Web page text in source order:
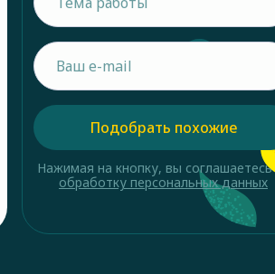
Подобрать похожие
Нажимая на кнопку, вы соглашаетесь
обработку персональных данных